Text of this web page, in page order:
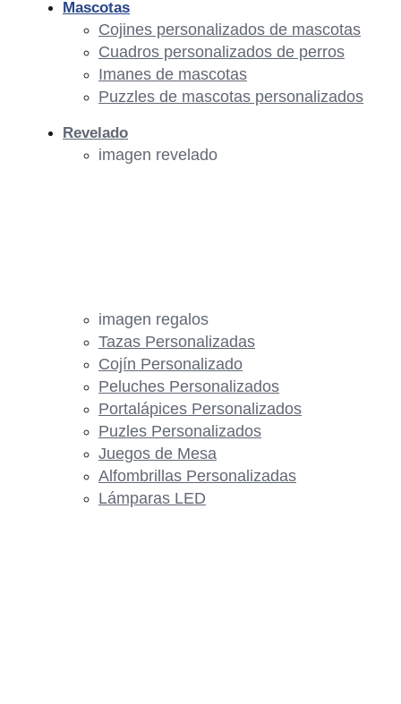
imagen regalos
Tazas Personalizadas
Cojín Personalizado
Peluches Personalizados
Portalápices Personalizados
Puzles Personalizados
Juegos de Mesa
Alfombrillas Personalizadas
Lámparas LED
Mascotas
Cojines personalizados de mascotas
Cuadros personalizados de perros
Imanes de mascotas
Puzzles de mascotas personalizados
Revelado
imagen revelado